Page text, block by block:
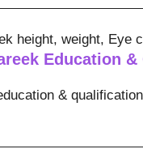
height, weight, Eye
Education
&